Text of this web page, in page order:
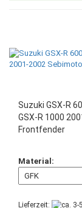
Suzuki GSX-R
GSX-R 1000
Frontfender
Material:
Lieferzeit: